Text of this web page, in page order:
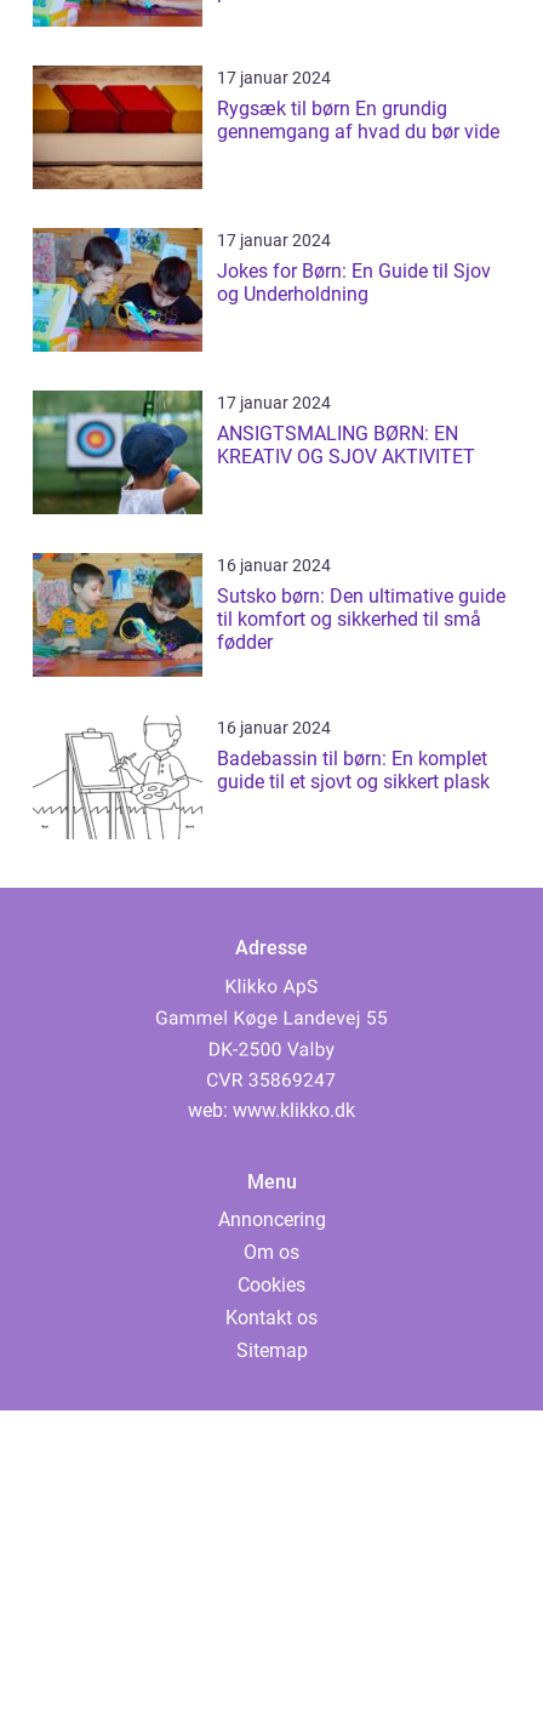
17 januar 2024
Rygsæk til børn En grundig
gennemgang af hvad du bør vide
17 januar 2024
Jokes for Børn: En Guide til Sjov
og Underholdning
17 januar 2024
ANSIGTSMALING BØRN: EN
KREATIV OG SJOV AKTIVITET
16 januar 2024
Sutsko børn: Den ultimative guide
til komfort og sikkerhed til små
fødder
16 januar 2024
Badebassin til børn: En komplet
guide til et sjovt og sikkert plask
Adresse
web: www.klikko.dk
Menu
Annoncering
Om os
Cookies
Kontakt os
Sitemap